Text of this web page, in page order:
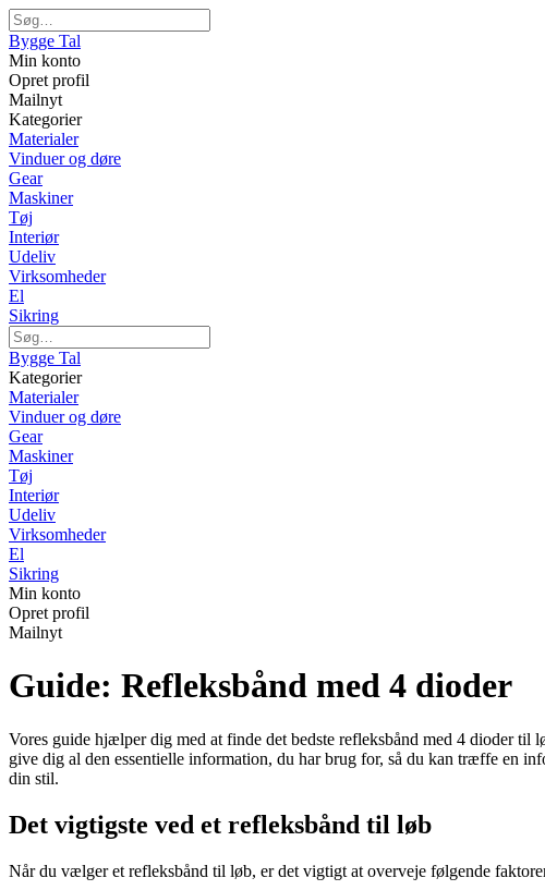
Bygge Tal
Min konto
Opret profil
Mailnyt
Kategorier
Materialer
Vinduer og døre
Gear
Maskiner
Tøj
Interiør
Udeliv
Virksomheder
El
Sikring
Bygge Tal
Kategorier
Materialer
Vinduer og døre
Gear
Maskiner
Tøj
Interiør
Udeliv
Virksomheder
El
Sikring
Min konto
Opret profil
Mailnyt
Guide: Refleksbånd med 4 dioder
Vores guide hjælper dig med at finde det bedste refleksbånd med 4 dioder
give dig al den essentielle information, du har brug for, så du kan træffe en
din stil.
Det vigtigste ved et refleksbånd til løb
Når du vælger et refleksbånd til løb, er det vigtigt at overveje følgende